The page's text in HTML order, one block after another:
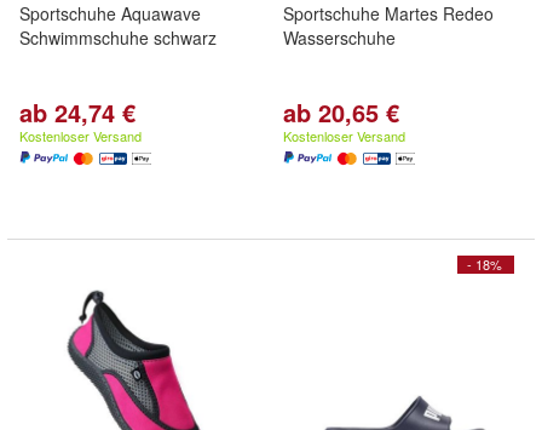
Sportschuhe Aquawave
Schwimmschuhe schwarz
ab 24,74 €
Kostenloser Versand
Sportschuhe Martes Redeo
Wasserschuhe
ab 20,65 €
Kostenloser Versand
- 18%